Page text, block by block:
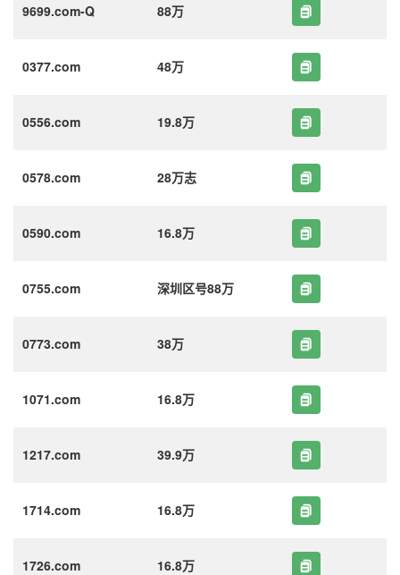
9699.com-Q 88万
0377.com 48万
0556.com 19.8万
0578.com 28万志
0590.com 16.8万
0755.com 深圳区号88万
0773.com 38万
1071.com 16.8万
1217.com 39.9万
1714.com 16.8万
1726.com 16.8万